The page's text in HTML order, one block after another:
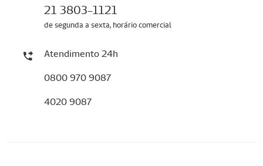
21 3803-1121
de segunda a sexta, horário comercial
Atendimento 24h
0800 970 9087
4020 9087